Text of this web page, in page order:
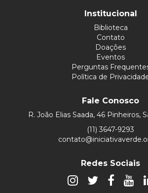
Institucional
Biblioteca
Contato
Doações
Eventos
Perguntas
Política de
Fale Conosco
R. João Elias Saada, 46 Pinheiros,
(11) 3647-9293
Redes Sociais